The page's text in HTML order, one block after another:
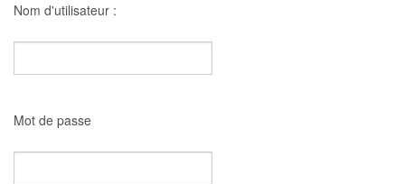
Nom d'utilisateur :
Mot de passe